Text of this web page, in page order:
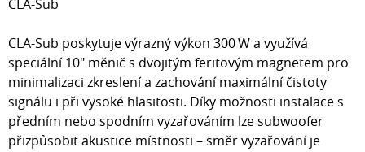
CLA-Sub
CLA-Sub poskytuje výrazný výkon 300 W a využívá
speciální 10" měnič s dvojitým feritovým magnetem pro
minimalizaci zkreslení a zachování maximální čistoty
signálu i při vysoké hlasitosti. Díky možnosti instalace s
předním nebo spodním vyzařováním lze subwoofer
přizpůsobit akustice místnosti – směr vyzařování je